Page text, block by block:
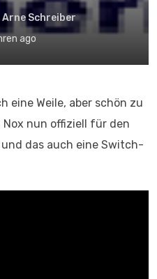
Arne Schreiber
ago
eine Weile, aber schön zu
Nox nun offiziell für den
das auch eine Switch-